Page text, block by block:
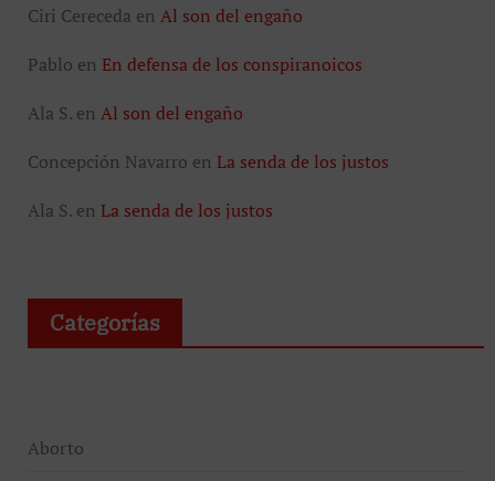
Ciri Cereceda en Al son del engaño
Pablo en En defensa de los conspiranoicos
Ala S.en Al son del engaño
Concepción Navarro en La senda de los justos
Ala S.en La senda de los justos
Categorías
Aborto